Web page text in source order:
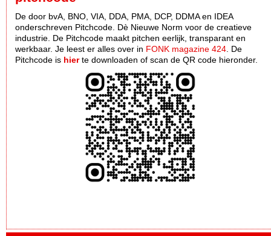
De door bvA, BNO, VIA, DDA, PMA, DCP, DDMA en IDEA
onderschreven Pitchcode. Dè Nieuwe Norm voor de creatieve
industrie. De Pitchcode maakt pitchen eerlijk, transparant en
werkbaar. Je leest er alles over in FONK magazine 424 . De
Pitchcode is hierte downloaden of scan de QR code hieronder.